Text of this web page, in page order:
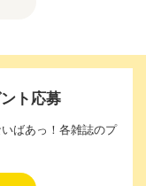
ト応募
ばあっ！各雑誌のプ